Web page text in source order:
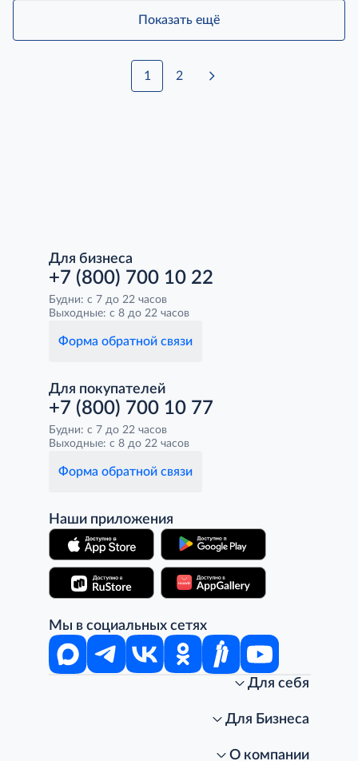
Показать ещё
1 2
Для бизнеса
+7 (800) 700 10 22
Будни: с 7 до 22 часов
Выходные: с 8 до 22 часов
Форма обратной связи
Для покупателей
+7 (800) 700 10 77
Будни: с 7 до 22 часов
Выходные: с 8 до 22 часов
Форма обратной связи
Наши приложения
Мы в социальных сетях
Для себя
Стань клиентом METRO
Для Бизнеса
О компании